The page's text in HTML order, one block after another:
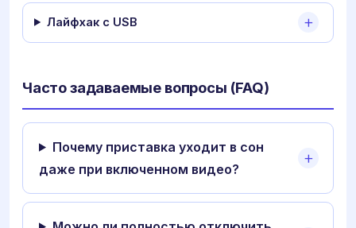
Лайфхак с USB
Часто задаваемые вопросы (FAQ)
Почему приставка уходит в сон
даже при включенном видео?